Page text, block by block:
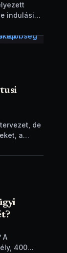
indulási
de
a
A
400